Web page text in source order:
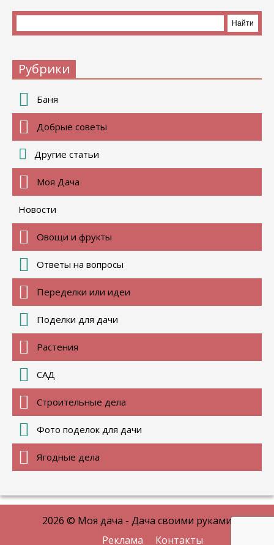
Рубрики
Баня
Добрые советы
Другие статьи
Моя Дача
Новости
Овощи и фрукты
Ответы на вопросы
Переделки или идеи
Поделки для дачи
Растения
САД
Строительные дела
Фото поделок для дачи
Ягодные дела
2026 © Моя дача - Дача своими руками
Реклама
Контакты